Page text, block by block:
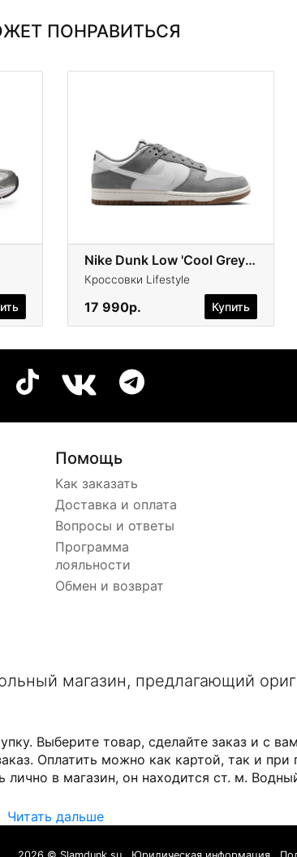
ПОНРАВИТЬСЯ
Nike Dunk Low 'Cool Grey Gum'
Кроссовки Lifestyle
17 990р. Купить
Помощь
Как заказать
Доставка и оплата
Вопросы и ответы
Программа
лояльности
Обмен и возврат
магазин, предлагающий
Выберите товар, сделайте заказ и с
Оплатить можно как картой, так и при
в магазин, он находится ст. м.
Читать дальше